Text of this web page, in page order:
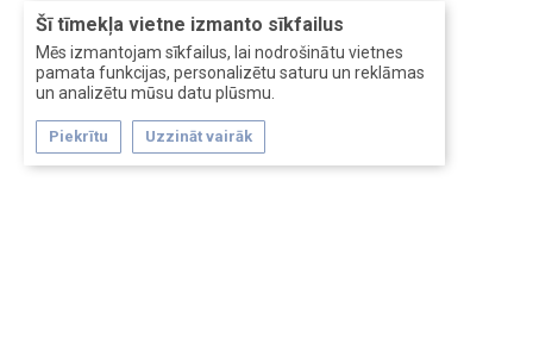
Šī tīmekļa vietne izmanto sīkfailus
Mēs izmantojam sīkfailus, lai nodrošinātu vietnes
pamata funkcijas, personalizētu saturu un reklāmas
un analizētu mūsu datu plūsmu.
Piekrītu Uzzināt vairāk